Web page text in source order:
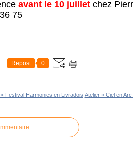
avant le 10 juillet chez
75
Repost 0
Festival Harmonies en Livradois Atelier « Ciel en Arc